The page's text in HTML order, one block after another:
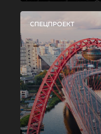
СПЕЦПРОЕКТ